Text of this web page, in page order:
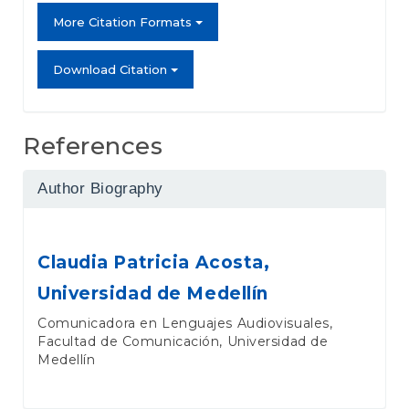
More Citation Formats
Download Citation
References
Author Biography
Claudia Patricia Acosta,
Universidad de Medellín
Comunicadora en Lenguajes Audiovisuales,
Facultad de Comunicación, Universidad de
Medellín